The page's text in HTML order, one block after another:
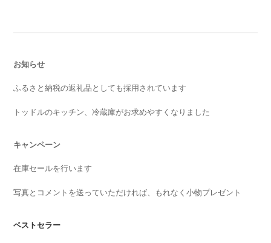
お知らせ
ふるさと納税の返礼品としても採用されています
トッドルのキッチン、冷蔵庫がお求めやすくなりました
キャンペーン
在庫セールを行います
写真とコメントを送っていただければ、もれなく小物プレゼント
ベストセラー